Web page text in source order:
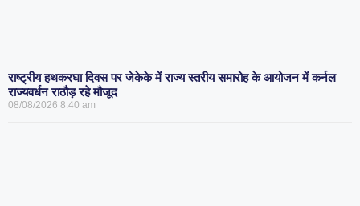
राष्ट्रीय हथकरघा दिवस पर जेकेके में राज्य स्तरीय समारोह के आयोजन में कर्नल
राज्यवर्धन राठौड़ रहे मौजूद
08/08/2026 8:40 am